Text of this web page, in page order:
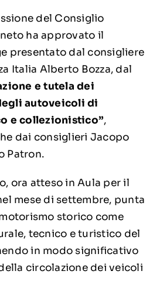
del Consiglio
ha approvato il
presentato dal consigliere
Italia Alberto Bozza, dal
e tutela dei
autoveicoli di
e collezionistico”,
dai consiglieri Jacopo
Patron.
ora atteso in Aula per il
mese di settembre, punta
storico come
tecnico e turistico del
in modo significativo
circolazione dei veicoli